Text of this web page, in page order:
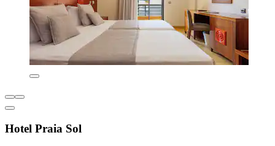
Hotel Praia Sol